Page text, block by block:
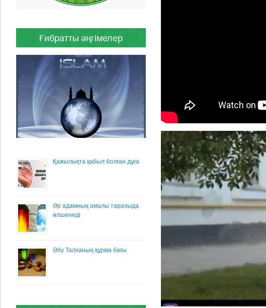
Ғибратты әңгімелер
Қажылықта қабыл болған дұға
Әр адамның амалы таразыда
өлшенеді
Әбу Талханың құрма бағы